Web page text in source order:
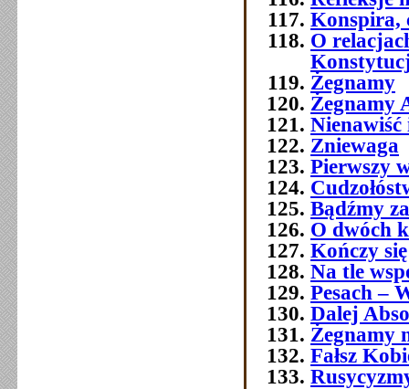
Konspira,
O
Żegnamy
Żegnamy
Nienawiść
Zniewaga
Pierwszy
Bądźmy
O dwóch
Kończy
Na tle
Pesach –
Dalej
Żegnamy
Fałsz